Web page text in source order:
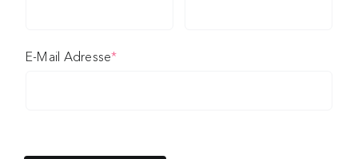
E-Mail Adresse*(required)